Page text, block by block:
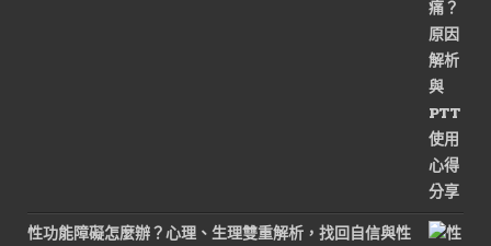
性功能障礙怎麼辦？心理、生理雙重解析，找回自信與性